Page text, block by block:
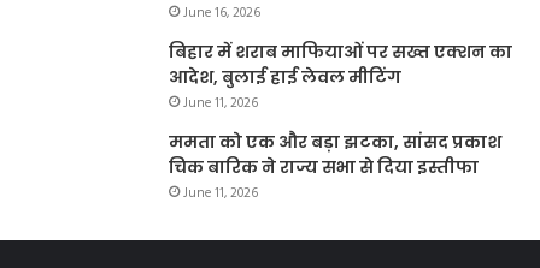
June 16, 2026
बिहार में शराब माफियाओं पर सख्त एक्शन का
आदेश, बुलाई हाई लेवल मीटिंग
June 11, 2026
ममता को एक और बड़ा झटका, सांसद प्रकाश
चिक बारिक ने राज्य सभा से दिया इस्तीफा
June 11, 2026